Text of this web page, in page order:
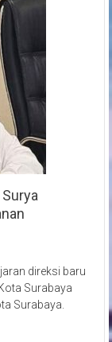
direksi baru
Surabaya
Surabaya.